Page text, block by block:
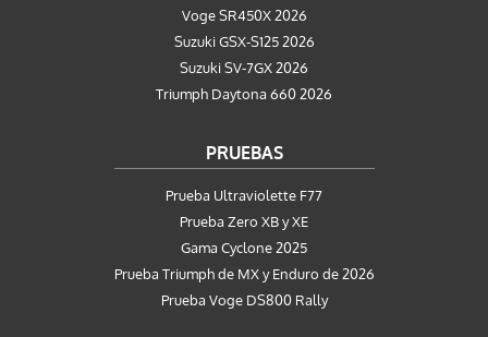
Voge SR450X 2026
Suzuki GSX-S125 2026
Suzuki SV-7GX 2026
Triumph Daytona 660 2026
PRUEBAS
Prueba Ultraviolette F77
Prueba Zero XB y XE
Gama Cyclone 2025
Prueba Triumph de MX y Enduro de 2026
Prueba Voge DS800 Rally